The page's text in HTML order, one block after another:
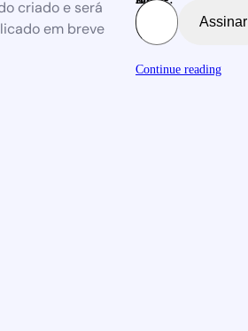
criado e será
em breve
Assinar
Continue reading